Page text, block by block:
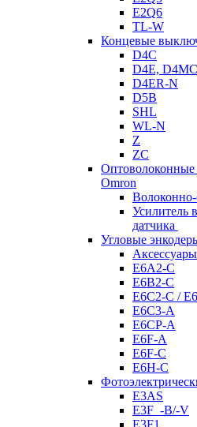
E2Q6
TL-W
Концевые
D4C
D4E,
D4ER-N
D5B
SHL
WL-N
Z
ZC
Оптоволоконные
Omron
Волоконно-
Усилитель
датчика
Угловые
Аксессуары
E6A2-C
E6B2-C
E6C2-C /
E6C3-A
E6CP-A
E6F-A
E6F-C
E6H-C
E3AS
E3F_-B/-V
E3F1